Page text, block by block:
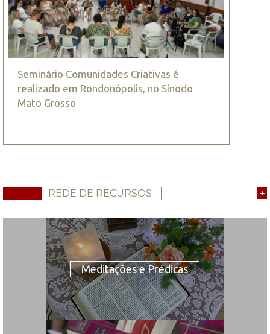
Seminário Comunidades Criativas é
realizado em Rondonópolis, no Sínodo
Mato Grosso
REDE DE RECURSOS +
Meditações e Prédicas